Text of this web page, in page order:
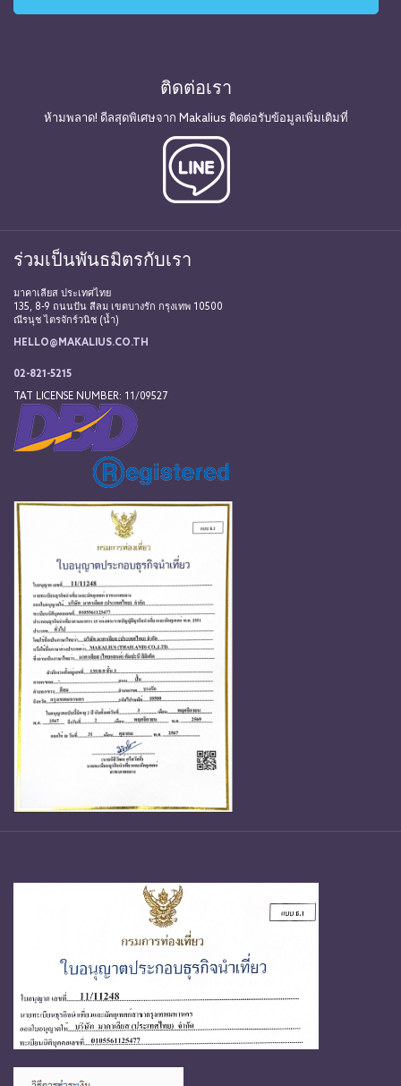
ติดต่อเรา
ห้ามพลาด! ดีลสุดพิเศษจาก Makalius ติดต่อรับข้อมูลเพิ่มเติมที่
ร่วมเป็นพันธมิตรกับเรา
มาคาเลียส ประเทศไทย
135, 8-9 ถนนปัน สีลม เขตบางรัก กรุงเทพ 10500
ณีรนุช ไตรจักร์วนิช (น้ำ)
HELLO@MAKALIUS.CO.TH
02-821-5215
TAT LICENSE NUMBER: 11/09527